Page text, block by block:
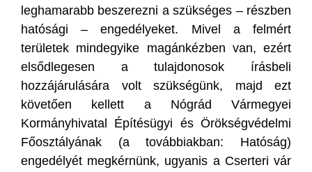
leghamarabb beszerezni a szükséges – részben
hatósági – engedélyeket. Mivel a felmért
területek mindegyike magánkézben van, ezért
elsődlegesen a tulajdonosok írásbeli
hozzájárulására volt szükségünk, majd ezt
követően kellett a Nógrád Vármegyei
Kormányhivatal Építésügyi és Örökségvédelmi
Főosztályának (a továbbiakban: Hatóság)
engedélyét megkérnünk, ugyanis a Cserteri vár